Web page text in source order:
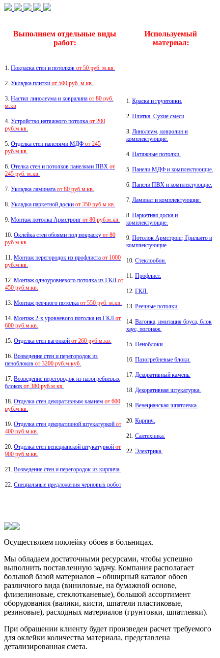
Выполняем отдельные виды
работ:
Используемый
материал:
1. Покраска стен и потолков от 50 руб. м.кв.
2. Укладка плитки от 500 руб. м.кв.
3. Настил линолеума и ковралина от 80 руб.
м.кв
4. Устройство натяжного потолка от 200
руб.м.кв.
5. Отделка стен панелями МДФ от 245
руб.м.кв.
6. Отелка стен и потолков панелями ПВХ от
245 руб. м.кв.
7. Укладка ламината от 80 руб.м.кв.
8. Укладка паркетной доски от 350 руб.м.кв.
9. Монтаж потолка Армстронг от 80 руб.м.кв.
10. Оклейка стен обоями под покраску от 80
руб.м.кв.
11. Монтаж перегородок из профлиста от 1000
руб.м.кв.
12. Монтаж одноуровневого потолка из ГКЛ от
450 руб.м.кв.
13. Монтаж реечного потолка от 550 руб. м.кв.
14. Монтаж 2-х уровневого потолка из ГКЛ от
600 руб.м.кв.
15. Отделка стен вагонкой от 260 руб.м.кв.
16. Возведение стен и перегородок из
пеноблоков от 3200 руб.м.куб.
17. Возведение перегородок из пазогребневых
блоков от 380 руб.м.кв.
18. Отделка стен декоративным камнем от 600
руб.м.кв.
19. Отделка стен декоративной штукатуркой от
400 руб.м.кв.
20. Отделка стен венецианской штукатуркой от
900 руб.м.кв.
21. Возведение стен и перегородок из кирпича.
22. Специальные предложения черновых робот
1. Краска и грунтовки.
2. Плитка. Сухие смеси
3. Линолеум, ковролин и
комплектующие.
4. Натяжные потолки.
5. Панели МДФ и комплектующие.
6. Панели ПВХ и комплектующие.
7. Ламинат и комплектующие.
8. Паркетная доска и
комплектующие.
9. Потолок Армстронг, Грильято и
комплектующие.
10. Стеклообои.
11. Профлист.
12. ГКЛ.
13. Реечные потолки.
14. Вагонка, имитация бруса, блок
хаус, погонаж.
15. Пеноблоки.
16. Пазогребневые блоки.
17. Декоративный камень.
18. Декоративная штукатурка.
19. Венецианская шпатлевка.
20. Кирпич.
21. Сантехника.
22. Электрика.
Осуществляем поклейку обоев в больницах.
Мы обладаем достаточными ресурсами, чтобы успешно
выполнить поставленную задачу. Компания располагает
большой базой материалов – обширный каталог обоев
различного вида (виниловые, на бумажной основе,
флизелиновые, стеклотканевые), большой ассортимент
оборудования (валики, кисти, шпатели пластиковые,
резиновые), расходных материалов (грунтовки, шпатлевки).
При обращении клиенту будет произведен расчет требуемого
для оклейки количества материала, представлена
детализированная смета.